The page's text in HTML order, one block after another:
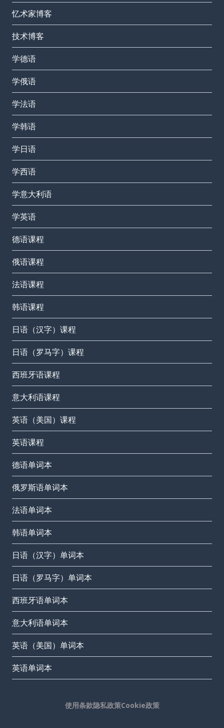
忆术家博客
技术博客
学德语
学俄语
学法语
学韩语
学日语
学西语
学意大利语
学英语
德语课程
俄语课程
法语课程
韩语课程
日语（汉字）课程
日语（罗马字）课程
西班牙语课程
意大利语课程
英语（美国）课程
英语课程
德语单词本
俄罗斯语单词本
法语单词本
韩语单词本
日语（汉字）单词本
日语（罗马字）单词本
西班牙语单词本
意大利语单词本
英语（美国）单词本
英语单词本
使用条款隐私政策Cookie政策